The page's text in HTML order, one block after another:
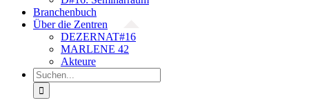
Branchenbuch
Über die Zentren
DEZERNAT#16
MARLENE 42
Akteure
Suche
nach: